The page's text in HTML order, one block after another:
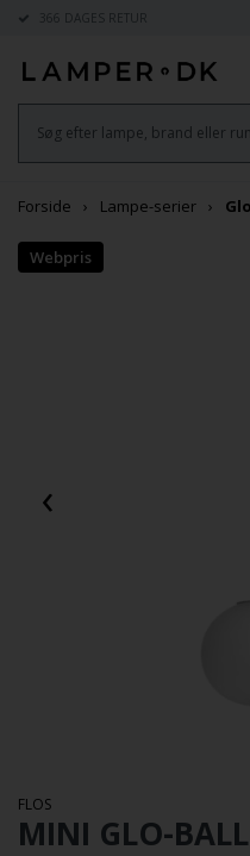
366 DAGES RETUR
Forside Lampe-serier
‹
FLOS
MINI GLO-